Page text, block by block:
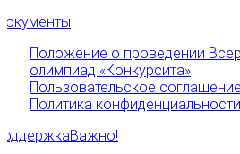
Положение о проведении
олимпиад «Конкурсита»
Пользовательское соглашение
Политика
Важно!